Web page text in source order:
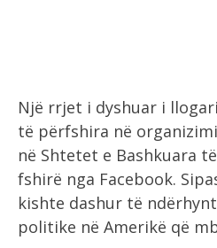
Një rrjet i dyshuar i
të përfshira në
në Shtetet e Bashkuara
fshirë nga Facebook.
kishte dashur të
politike në Amerikë që